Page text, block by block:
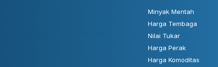
Minyak Mentah
Harga Tembaga
Nilai Tukar
Harga Perak
Harga Komoditas